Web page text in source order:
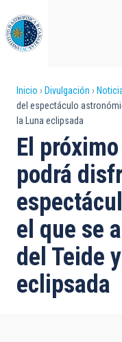
al
contenido
principal
Sobrescribir
enlaces
de
ayuda
a
la
navegación
Inicio Divulgación
del espectáculo
la Luna eclipsada
El
podrá
el que se
del Teide
eclipsada